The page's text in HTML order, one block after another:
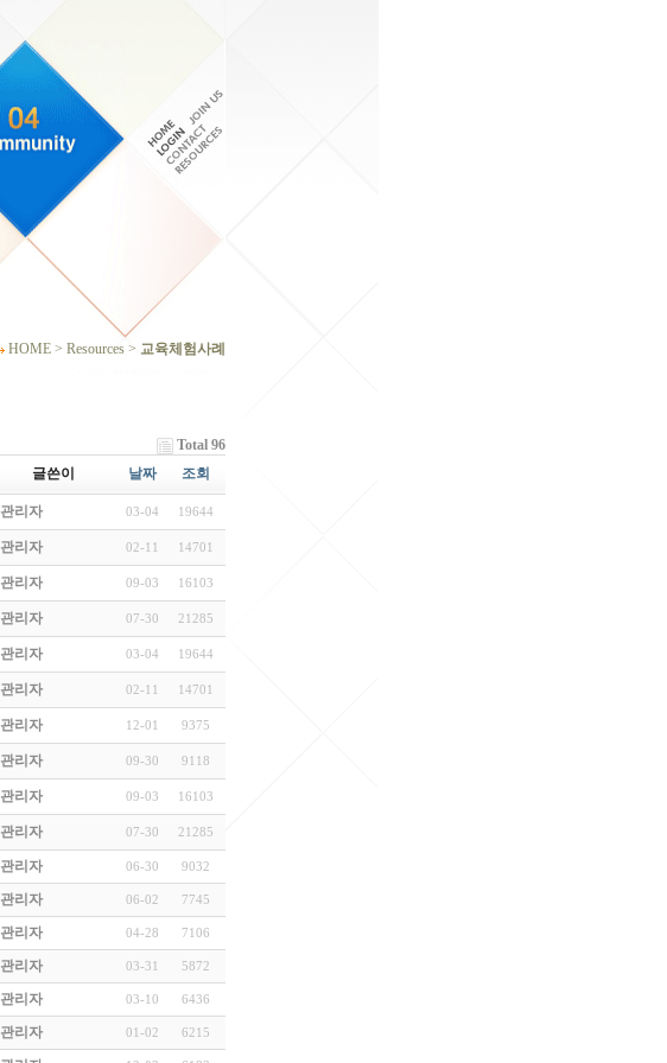
HOME > Resources > 교육체험사례
Total 96
글쓴이 날짜 조회
관리자 03-04 19644
관리자 02-11 14701
관리자 09-03 16103
관리자 07-30 21285
관리자 03-04 19644
관리자 02-11 14701
관리자 12-01 9375
관리자 09-30 9118
관리자 09-03 16103
관리자 07-30 21285
관리자 06-30 9032
관리자 06-02 7745
관리자 04-28 7106
관리자 03-31 5872
관리자 03-10 6436
관리자 01-02 6215